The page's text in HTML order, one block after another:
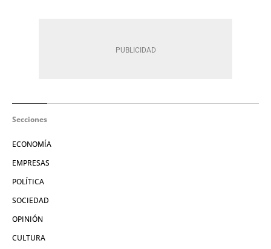
Secciones
ECONOMÍA
EMPRESAS
POLÍTICA
SOCIEDAD
OPINIÓN
CULTURA